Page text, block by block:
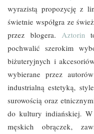
wyrazistą propozycję z
świetnie współgra ze
przez blogera. Aztorin
pochwalić szerokim
biżuteryjnych i
wybierane przez
industrialną estetyką,
surowością oraz
do kultury indiańskiej.
męskich obrączek,